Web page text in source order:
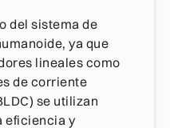
del sistema de
ya que
lineales como
de corriente
se utilizan
eficiencia y